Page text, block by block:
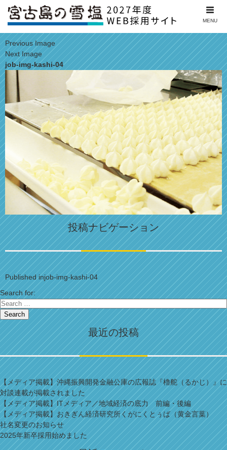
MENU
Previous Image
Next Image
job-img-kashi-04
投稿ナビゲーション
Published injob-img-kashi-04
Search for:
Search
最近の投稿
【メディア掲載】沖縄振興開発金融公庫の広報誌『櫓舵（るかじ）』に
対談連載が掲載されました
【メディア掲載】ITメディア／地域経済の底力 前編・後編
【メディア掲載】おきぎん経済研究所くがにくとぅば（黄金言葉）
社名変更のお知らせ
2025年新卒採用始めました